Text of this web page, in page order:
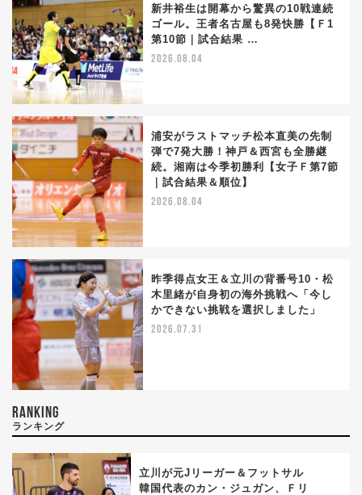
新井裕生は開幕から驚異の10戦連続
ゴール。王者名古屋も8発快勝【Ｆ1
第10節｜試合結果 …
2026.08.04
浦安がラストマッチ松本直美の先制
弾で7発大勝！神戸＆西宮も全勝継
続。湘南は今季初勝利【女子Ｆ第7節
｜試合結果＆順位】
2026.08.04
昨季得点女王＆立川の背番号10・松
木里緒が自身初の海外挑戦へ「今し
かできない挑戦を選択しました」
2026.07.31
RANKING
ランキング
立川が元Jリーガー＆フットサル
韓国代表のカン・ジュガン、Ｆリ